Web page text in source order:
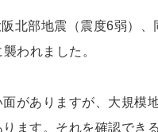
北部地震（震度6弱）
われました。
がありますが、大規模
ます。それを確認でき